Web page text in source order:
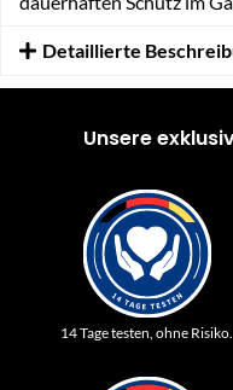
Detaillierte
Unsere
14 Tage testen, ohne Risiko.